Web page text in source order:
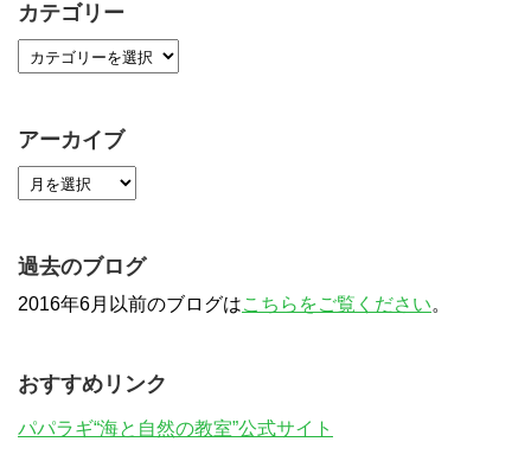
カテゴリー
アーカイブ
過去のブログ
2016年6月以前のブログはこちらをご覧ください。
おすすめリンク
パパラギ“海と自然の教室”公式サイト